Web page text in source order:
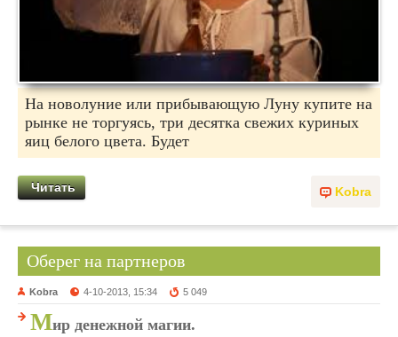
На новолуние или прибывающую Луну купите на
рынке не торгуясь, три десятка свежих куриных
яиц белого цвета. Будет
Kobra
Читать
Оберег на партнеров
Kobra 4-10-2013, 15:34 5 049
Мир денежной магии.